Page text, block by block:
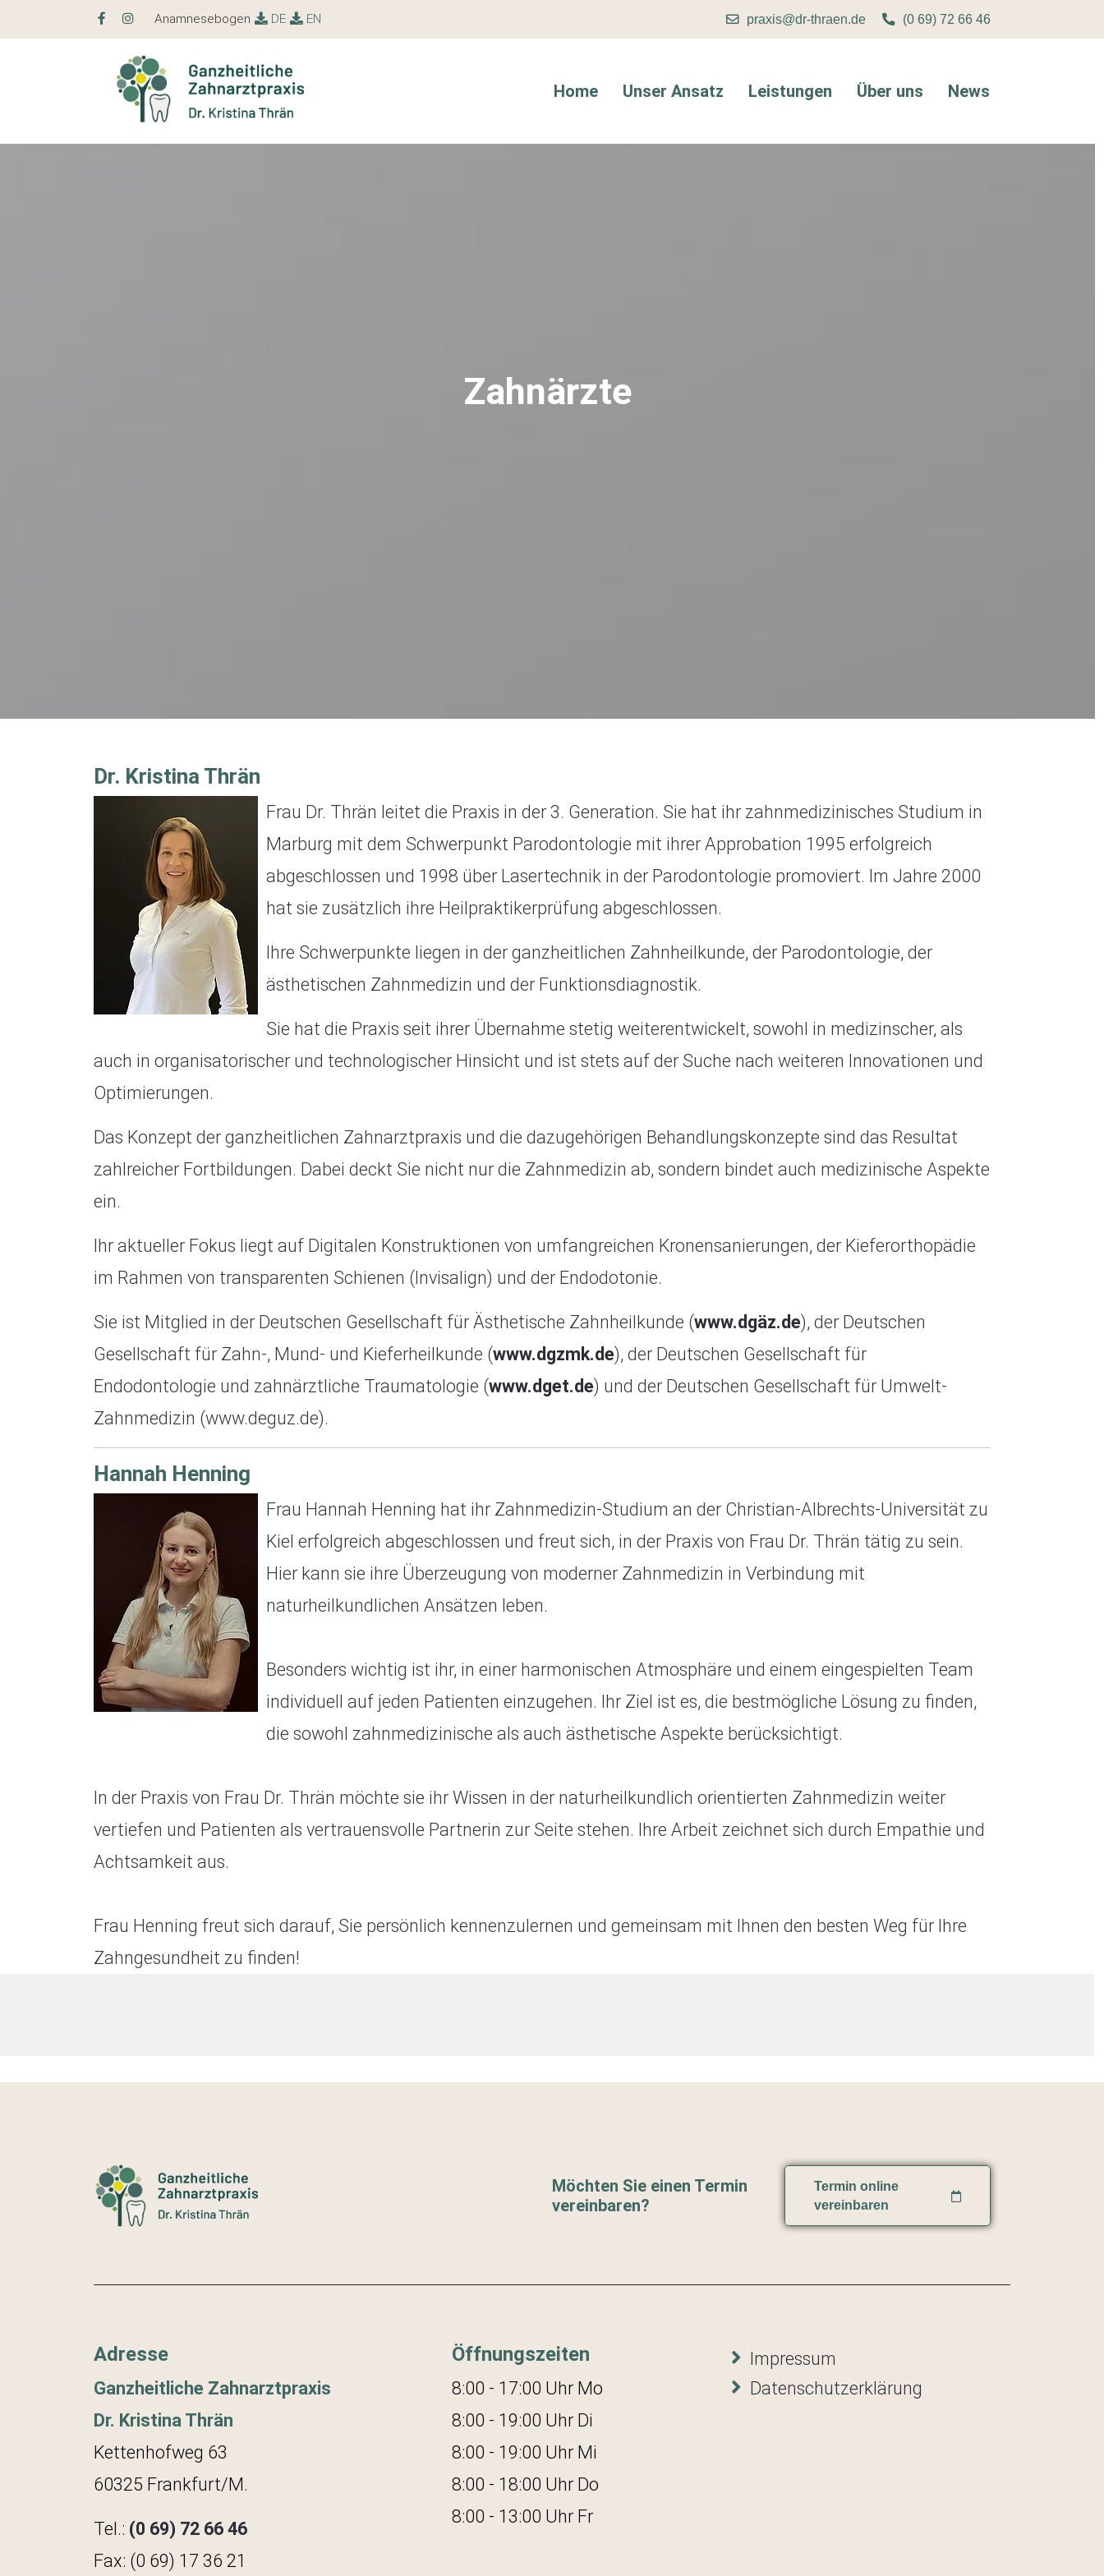
Anamnesebogen DE EN praxis@dr-thraen.de (0 69) 72 66 46
Home Unser Ansatz Leistungen Über uns News
Zahnärzte
Dr. Kristina Thrän
Frau Dr. Thrän leitet die Praxis in der 3. Generation. Sie hat ihr zahnmedizinisches Studium in
Marburg mit dem Schwerpunkt Parodontologie mit ihrer Approbation 1995 erfolgreich
abgeschlossen und 1998 über Lasertechnik in der Parodontologie promoviert. Im Jahre 2000
hat sie zusätzlich ihre Heilpraktikerprüfung abgeschlossen.
Ihre Schwerpunkte liegen in der ganzheitlichen Zahnheilkunde, der Parodontologie, der
ästhetischen Zahnmedizin und der Funktionsdiagnostik.
Sie hat die Praxis seit ihrer Übernahme stetig weiterentwickelt, sowohl in medizinscher, als
auch in organisatorischer und technologischer Hinsicht und ist stets auf der Suche nach weiteren Innovationen und
Optimierungen.
Das Konzept der ganzheitlichen Zahnarztpraxis und die dazugehörigen Behandlungskonzepte sind das Resultat
zahlreicher Fortbildungen. Dabei deckt Sie nicht nur die Zahnmedizin ab, sondern bindet auch medizinische Aspekte
ein.
Ihr aktueller Fokus liegt auf Digitalen Konstruktionen von umfangreichen Kronensanierungen, der Kieferorthopädie
im Rahmen von transparenten Schienen (Invisalign) und der Endodotonie.
Sie ist Mitglied in der Deutschen Gesellschaft für Ästhetische Zahnheilkunde (www.dgäz.de), der Deutschen
Gesellschaft für Zahn-, Mund- und Kieferheilkunde (www.dgzmk.de), der Deutschen Gesellschaft für
Endodontologie und zahnärztliche Traumatologie (www.dget.de) und der Deutschen Gesellschaft für Umwelt-
Zahnmedizin (www.deguz.de).
Hannah Henning
Frau Hannah Henning hat ihr Zahnmedizin-Studium an der Christian-Albrechts-Universität zu
Kiel erfolgreich abgeschlossen und freut sich, in der Praxis von Frau Dr. Thrän tätig zu sein.
Hier kann sie ihre Überzeugung von moderner Zahnmedizin in Verbindung mit
naturheilkundlichen Ansätzen leben.
Besonders wichtig ist ihr, in einer harmonischen Atmosphäre und einem eingespielten Team
individuell auf jeden Patienten einzugehen. Ihr Ziel ist es, die bestmögliche Lösung zu finden,
die sowohl zahnmedizinische als auch ästhetische Aspekte berücksichtigt.
In der Praxis von Frau Dr. Thrän möchte sie ihr Wissen in der naturheilkundlich orientierten Zahnmedizin weiter
vertiefen und Patienten als vertrauensvolle Partnerin zur Seite stehen. Ihre Arbeit zeichnet sich durch Empathie und
Achtsamkeit aus.
Frau Henning freut sich darauf, Sie persönlich kennenzulernen und gemeinsam mit Ihnen den besten Weg für Ihre
Zahngesundheit zu finden!
Möchten Sie einen Termin
vereinbaren?
Termin online
vereinbaren
Adresse
Ganzheitliche Zahnarztpraxis
Dr. Kristina Thrän
Kettenhofweg 63
60325 Frankfurt/M.
Tel.: (0 69) 72 66 46
Fax: (0 69) 17 36 21
Öffnungszeiten
8:00 - 17:00 Uhr Mo
8:00 - 19:00 Uhr Di
8:00 - 19:00 Uhr Mi
8:00 - 18:00 Uhr Do
8:00 - 13:00 Uhr Fr
Impressum
Datenschutzerklärung